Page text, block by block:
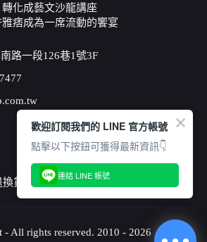
轉化成藝文沙龍講座
痞成為一席流動的饗宴
路一段126巷1號3F
換貨說明/隱私權政策
All rights reserved. 2010 - 2026
歡迎訂閱我們的 LINE 官方帳號
點擊以下按鈕可獲得最新資訊👇
連結 LINE 帳號